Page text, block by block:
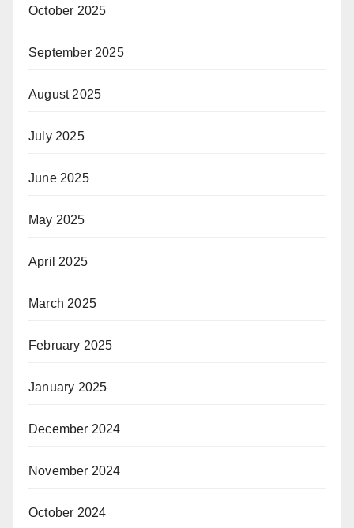
October 2025
September 2025
August 2025
July 2025
June 2025
May 2025
April 2025
March 2025
February 2025
January 2025
December 2024
November 2024
October 2024